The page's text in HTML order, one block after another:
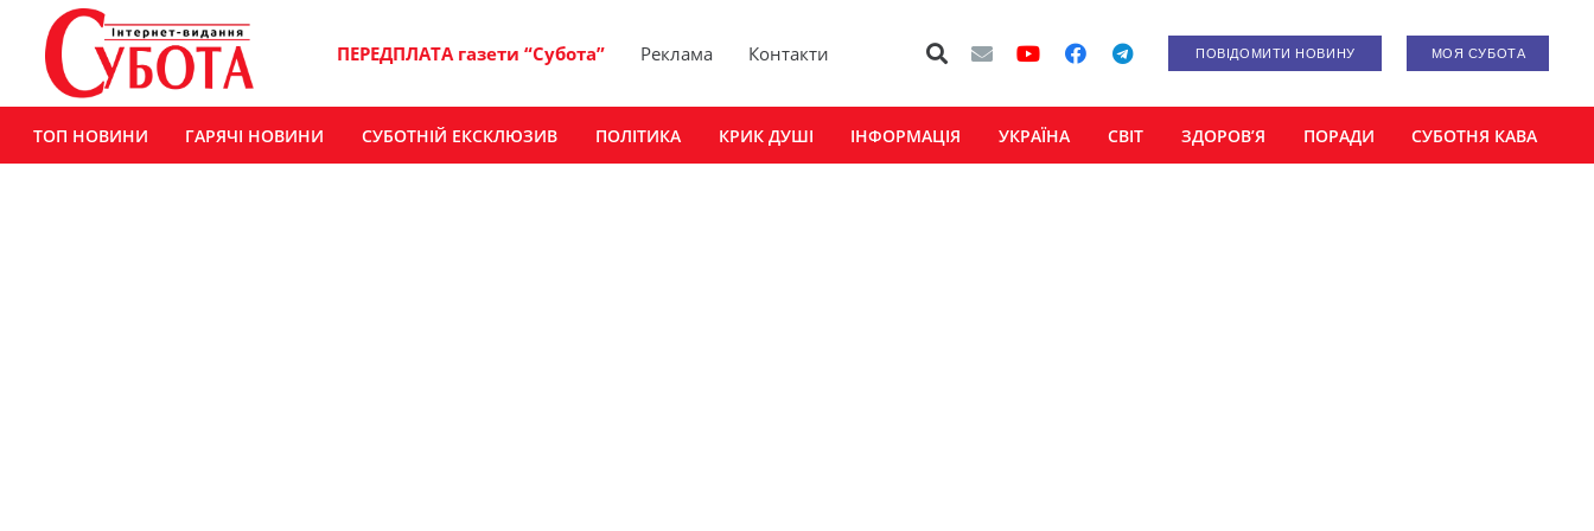
ПЕРЕДПЛАТА газети “Субота” Реклама Контакти ПОВІДОМИТИ НОВИНУ МОЯ СУБОТА
ТОП НОВИНИ ГАРЯЧІ НОВИНИ СУБОТНІЙ ЕКСКЛЮЗИВ ПОЛІТИКА КРИК ДУШІ ІНФОРМАЦІЯ УКРАЇНА СВІТ ЗДОРОВ’Я ПОРАДИ СУБОТНЯ КАВА